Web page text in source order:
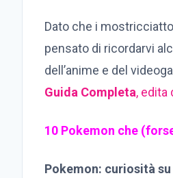
Dato che i
pensato di ricordarvi
dell’anime e del
Guida Completa, edita
10 Pokemon che
Pokemon: curiosità